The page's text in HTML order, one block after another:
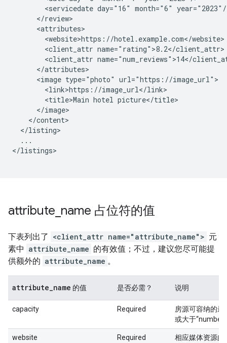
<servicedate day="16" month="6"
<client_attr
<client_attr
<image type="photo"
<title>Main hotel
...
</listings>
attribute name 占位符的值
下表列出了 <client_attr name="attribute_name"> 元
素中 attribute_name 的有效值；不过，建议您尽可能提
供额外的 attribute_name 。
attribute name 的值 是否必需？ 说明
capacity Required
房源可容纳的
或大于
website Required
相应媒体资源的